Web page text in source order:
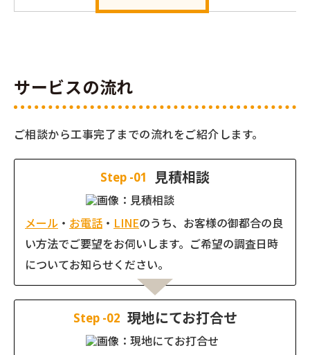
サービスの流れ
ご相談から工事完了までの流れをご紹介します。
Step -01 見積相談
メール ・ お電話 ・ LINEのうち、お客様の御都合の良
い方法でご要望をお伺いします。ご希望の調査日時
についてお知らせください。
Step -02 現地にてお打合せ